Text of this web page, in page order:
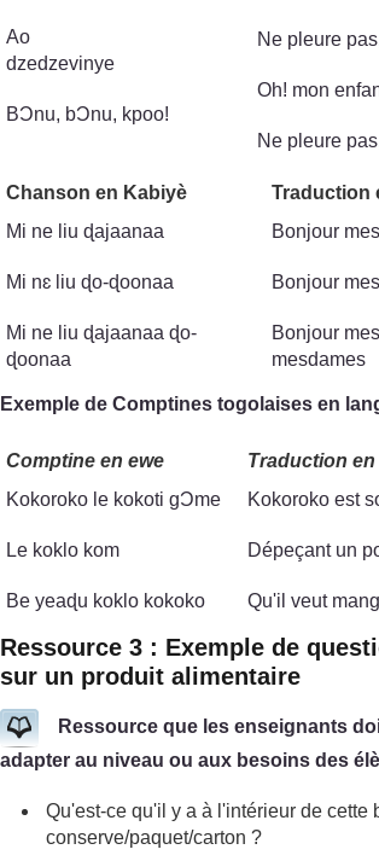
Ao
dzedzevinye
BϽnu, bϽnu, kpoo!
Ne pleure
Oh! mon
Ne pleure
Chanson en Kabiyè
Traduction
Mi ne liu ɖajaanaa
Mi nɛ liu ɖo-ɖoonaa
Mi ne liu ɖajaanaa ɖo-
ɖoonaa
Bonjour
Bonjour
Bonjour
mesdames
Exemple de Comptines togolaises en
Comptine en ewe
Traduction
Kokoroko le kokoti gϽme
Le koklo kom
Be yeaɖu koklo kokoko
Kokoroko est
Dépeçant un
Qu'il veut
Ressource 3 : Exemple de
sur un produit alimentaire
Ressource que les enseignants
adapter au niveau ou aux besoins des
Qu'est-ce qu'il y a à l'intérieur de cette
conserve/paquet/carton ?